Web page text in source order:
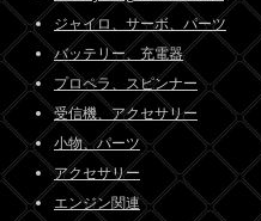
ジャイロ、サーボ、パーツ
バッテリー、充電器
プロペラ、スピンナー
受信機、アクセサリー
小物、パーツ
アクセサリー
エンジン関連